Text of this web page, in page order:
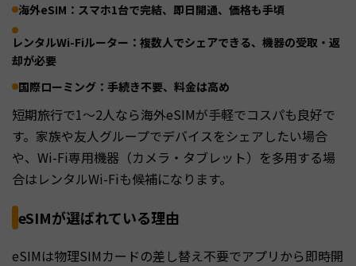
海外eSIM：スマホ1台で完結、即日開通、価格も手頃
レンタルWi-Fiルーター：複数人でシェアできる、機器の受取・返
却が必要
国際ローミング：手続き不要、料金は高め
短期旅行で1〜2人なら海外eSIMが手軽でコスパも良好で
す。家族や友人グループでデバイスをシェアしたい場合
や、Wi-Fi専用機器（カメラ・タブレット）を多用する場
合はレンタルWi-Fiも候補になります。
eSIMが選ばれている理由
eSIMは物理SIMカードの差し替え不要でアプリから即時開